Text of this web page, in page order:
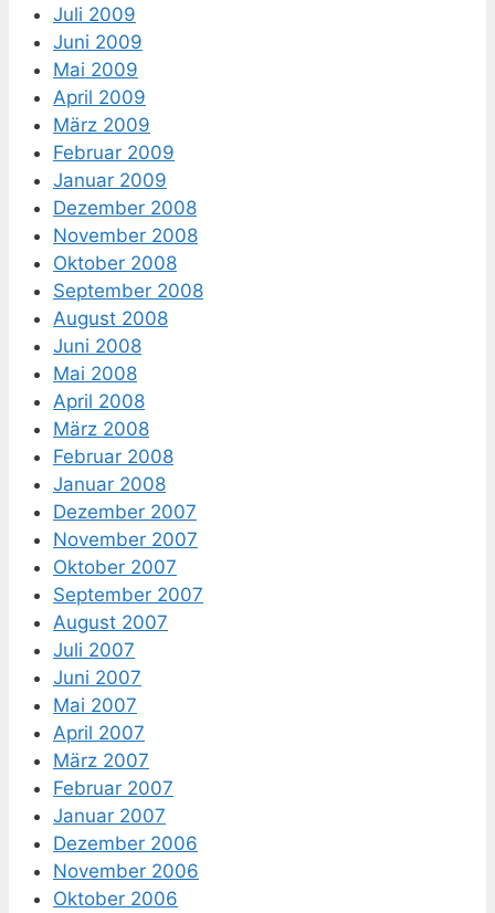
Juli 2009
Juni 2009
Mai 2009
April 2009
März 2009
Februar 2009
Januar 2009
Dezember 2008
November 2008
Oktober 2008
September 2008
August 2008
Juni 2008
Mai 2008
April 2008
März 2008
Februar 2008
Januar 2008
Dezember 2007
November 2007
Oktober 2007
September 2007
August 2007
Juli 2007
Juni 2007
Mai 2007
April 2007
März 2007
Februar 2007
Januar 2007
Dezember 2006
November 2006
Oktober 2006